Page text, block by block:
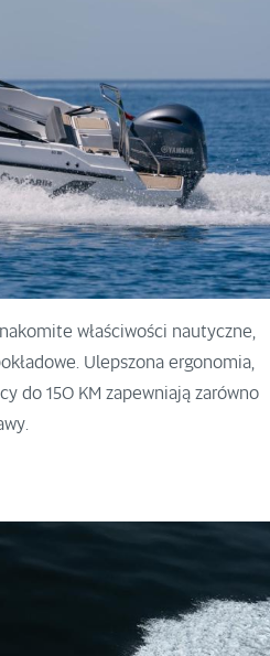
właściwości nautyczne,
Ulepszona ergonomia,
do 150 KM zapewniają zarówno